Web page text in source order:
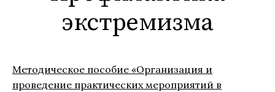
экстремизма
Методическое пособие «Организация и
проведение практических мероприятий в